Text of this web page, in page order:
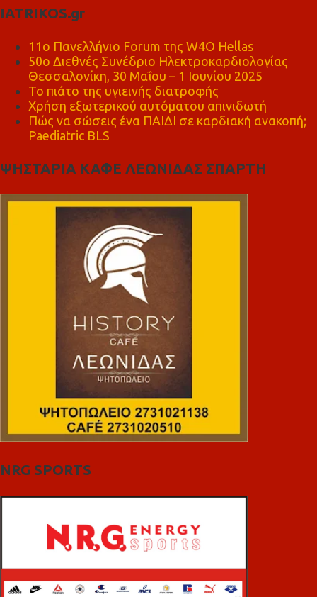
IATRIKOS.gr
11ο Πανελλήνιο Forum της W4O Hellas
50ο Διεθνές Συνέδριο Ηλεκτροκαρδιολογίας
Θεσσαλονίκη, 30 Μαΐου – 1 Ιουνίου 2025
Το πιάτο της υγιεινής διατροφής
Χρήση εξωτερικού αυτόματου απινιδωτή
Πώς να σώσεις ένα ΠΑΙΔΙ σε καρδιακή ανακοπή;
Paediatric BLS
ΨΗΣΤΑΡΙΑ ΚΑΦΕ ΛΕΩΝΙΔΑΣ ΣΠΑΡΤΗ
NRG SPORTS